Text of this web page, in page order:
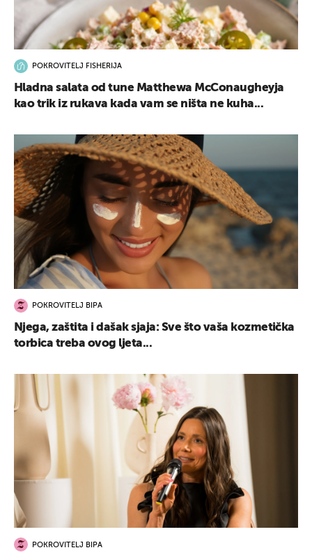
POKROVITELJ FISHERIJA
Hladna salata od tune Matthewa McConaugheyja
kao trik iz rukava kada vam se ništa ne kuha...
POKROVITELJ BIPA
Njega, zaštita i dašak sjaja: Sve što vaša kozmetička
torbica treba ovog ljeta...
POKROVITELJ BIPA
UKLJUČITE NOTIFIKACIJE